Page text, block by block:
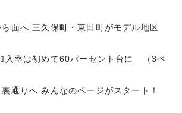
ら面へ 三久保町・東田町がモデル地区
入率は初めて60パーセント台に （3ペ
裏通りへ みんなのページがスタート！